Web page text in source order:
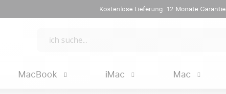
Kostenlose Lieferung. 12 Monate Garantie
MacBook iMac Mac